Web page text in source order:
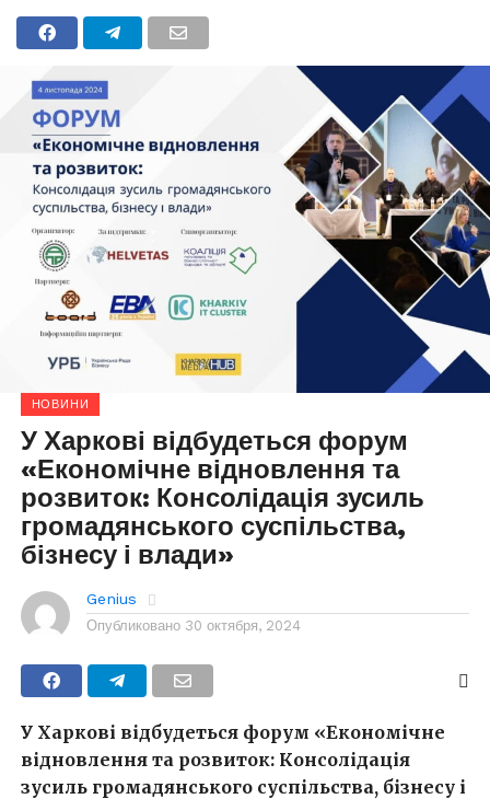
НОВИНИ
У Харкові відбудеться форум
«Економічне відновлення та
розвиток: Консолідація зусиль
громадянського суспільства,
бізнесу і влади»
Genius
Опубликовано 30 октября, 2024
У Харкові відбудеться форум «Економічне
відновлення та розвиток: Консолідація
зусиль громадянського суспільства, бізнесу і